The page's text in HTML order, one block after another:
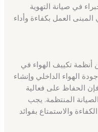
في صيانة التهوية
العمل بكفاءة وأداء
أنظمة تكييف الهواء في
الهواء الداخلي وإنشاء
الحفاظ على فعالية
المنتظمة. يجب
والاستمتاع بفوائد